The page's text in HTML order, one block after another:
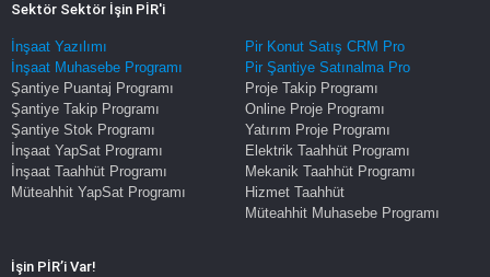
Sektör Sektör İşin PİR'i
İnşaat Yazılımı
İnşaat Muhasebe Programı
Şantiye Puantaj Programı
Şantiye Takip Programı
Şantiye Stok Programı
İnşaat YapSat Programı
İnşaat Taahhüt Programı
Müteahhit YapSat Programı
Pir Konut Satış CRM Pro
Pir Şantiye Satınalma Pro
Proje Takip Programı
Online Proje Programı
Yatırım Proje Programı
Elektrik Taahhüt Programı
Mekanik Taahhüt Programı
Hizmet Taahhüt
Müteahhit Muhasebe Programı
İşin PİR’i Var!